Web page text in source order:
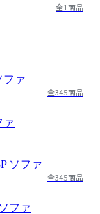
全1商品
全345商品
ァ
全345商品
ファ